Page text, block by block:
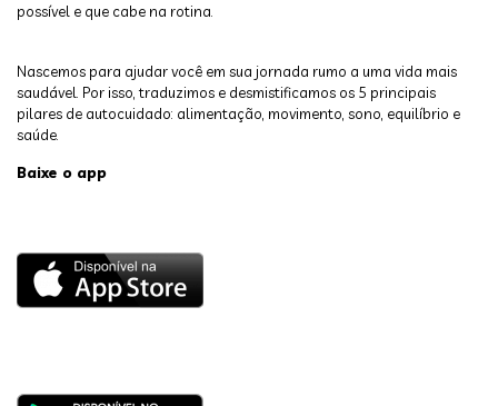
possível e que cabe na rotina.
Nascemos para ajudar você em sua jornada rumo a uma vida mais
saudável. Por isso, traduzimos e desmistificamos os 5 principais
pilares de autocuidado: alimentação, movimento, sono, equilíbrio e
saúde.
Baixe o app